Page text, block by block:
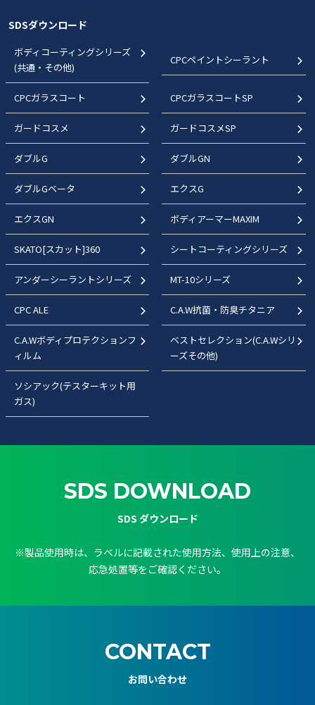
SDSダウンロード
ボディコーティングシリーズ
(共通・その他)
CPCペイントシーラント
CPCガラスコート CPCガラスコートSP
ガードコスメ ガードコスメSP
ダブルG ダブルGN
ダブルGベータ エクスG
エクスGN ボディアーマーMAXIM
SKATO[スカット]360 シートコーティングシリーズ
アンダーシーラントシリーズ MT-10シリーズ
CPC ALE C.A.W抗菌・防臭チタニア
C.A.Wボディプロテクションフ
ィルム
ベストセレクション(C.A.Wシリ
ーズその他)
ソシアック(テスターキット用
ガス)
SDS DOWNLOAD
SDS ダウンロード
※製品使用時は、ラベルに記載された使用方法、使用上の注意、
応急処置等をご確認ください。
CONTACT
お問い合わせ